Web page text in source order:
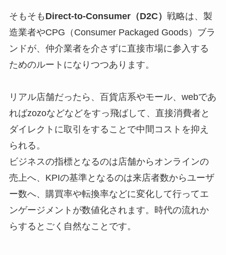
そもそも Direct-to-Consumer（D2C） 戦略は、製
造業者やCPG（Consumer Packaged Goods）ブラ
ンドが、仲介業者を介さずに直接市場に参入する
ためのルートになりつつあります。
リアル店舗だったら、百貨店系やモール、webであ
ればzozoなどなどをすっ飛ばして、直接消費者と
ダイレクトに取引をすることで中間コストを抑え
られる。
ビジネスの指標となるのは店舗からオンラインの
売上へ、KPIの基準となるのは来店者数からユーザ
ー数へ、購買率や転換率などに変化して行ってエ
ンゲージメントが数値化されます。時代の流れか
らするとごく自然なことです。